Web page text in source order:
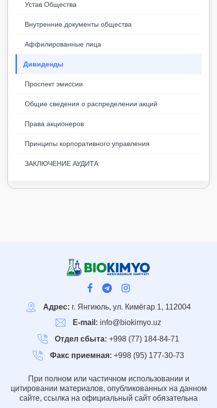
Устав Общества
Внутренние документы общества
Аффилированные лица
Дивиденды
Проспект эмиссии
Общие сведения о распределении акций
Права акционеров
Принципы корпоративного управления
ЗАКЛЮЧЕНИЕ АУДИТА
Адрес: г. Янгиюль, ул. Кимёгар 1, 112004
E-mail: info@biokimyo.uz
Отдел сбыта: +998 (77) 184-84-71
Факс приемная: +998 (95) 177-30-73
При полном или частичном использовании и
цитировании материалов, опубликованных на данном
сайте, ссылка на официальный сайт обязательна